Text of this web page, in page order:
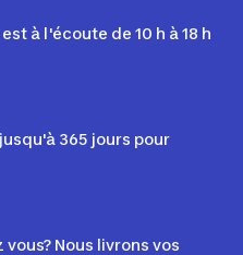
à l'écoute de 10 h à 18 h
365 jours pour
Nous livrons vos